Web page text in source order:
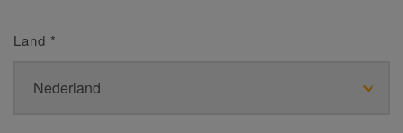
Land *